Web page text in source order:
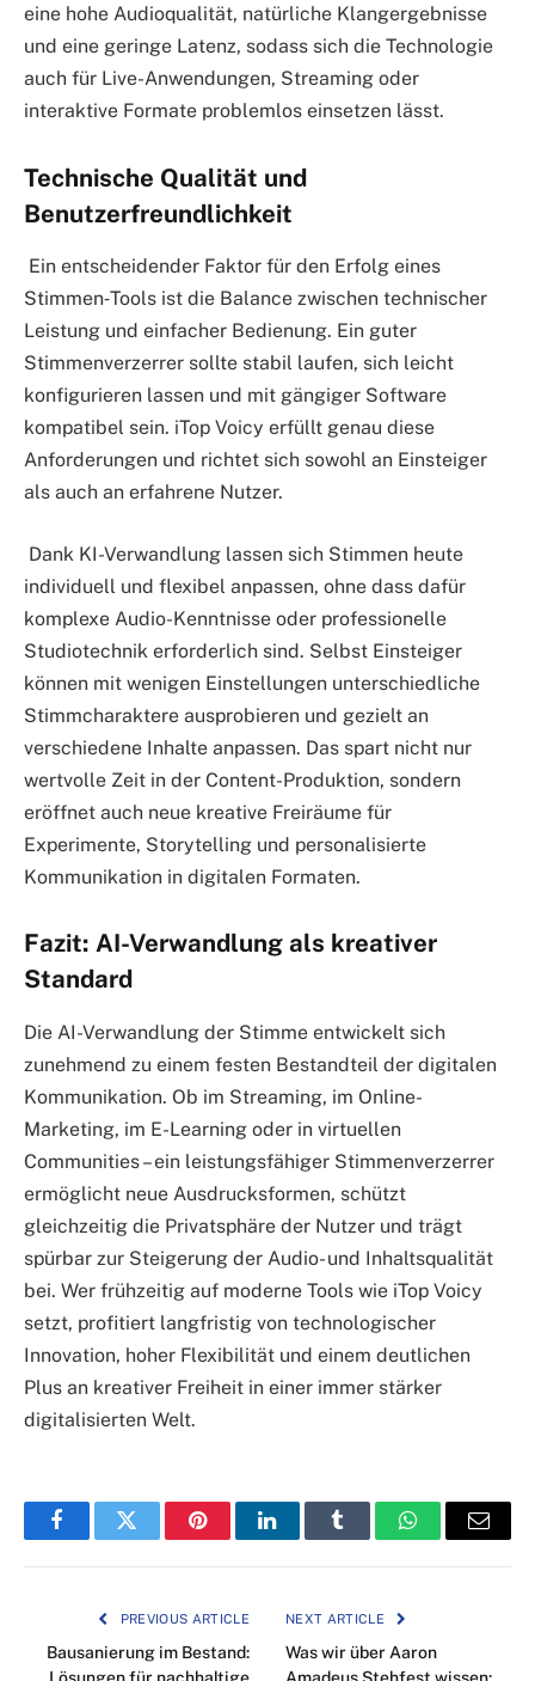
eine hohe Audioqualität, natürliche Klangergebnisse
und eine geringe Latenz, sodass sich die Technologie
auch für Live-Anwendungen, Streaming oder
interaktive Formate problemlos einsetzen lässt.
Technische Qualität und
Benutzerfreundlichkeit
Ein entscheidender Faktor für den Erfolg eines
Stimmen‑Tools ist die Balance zwischen technischer
Leistung und einfacher Bedienung. Ein guter
Stimmenverzerrer sollte stabil laufen, sich leicht
konfigurieren lassen und mit gängiger Software
kompatibel sein. iTop Voicy erfüllt genau diese
Anforderungen und richtet sich sowohl an Einsteiger
als auch an erfahrene Nutzer.
Dank KI-Verwandlung lassen sich Stimmen heute
individuell und flexibel anpassen, ohne dass dafür
komplexe Audio-Kenntnisse oder professionelle
Studiotechnik erforderlich sind. Selbst Einsteiger
können mit wenigen Einstellungen unterschiedliche
Stimmcharaktere ausprobieren und gezielt an
verschiedene Inhalte anpassen. Das spart nicht nur
wertvolle Zeit in der Content-Produktion, sondern
eröffnet auch neue kreative Freiräume für
Experimente, Storytelling und personalisierte
Kommunikation in digitalen Formaten.
Fazit: AI-Verwandlung als kreativer
Standard
Die AI-Verwandlung der Stimme entwickelt sich
zunehmend zu einem festen Bestandteil der digitalen
Kommunikation. Ob im Streaming, im Online-
Marketing, im E-Learning oder in virtuellen
Communities – ein leistungsfähiger Stimmenverzerrer
ermöglicht neue Ausdrucksformen, schützt
gleichzeitig die Privatsphäre der Nutzer und trägt
spürbar zur Steigerung der Audio- und Inhaltsqualität
bei. Wer frühzeitig auf moderne Tools wie iTop Voicy
setzt, profitiert langfristig von technologischer
Innovation, hoher Flexibilität und einem deutlichen
Plus an kreativer Freiheit in einer immer stärker
digitalisierten Welt.
FacebookTwitter PinterestLinkedInTumblr WhatsAppEmail
PREVIOUS ARTICLE
Bausanierung im Bestand:
NEXT ARTICLE
Was wir über Aaron